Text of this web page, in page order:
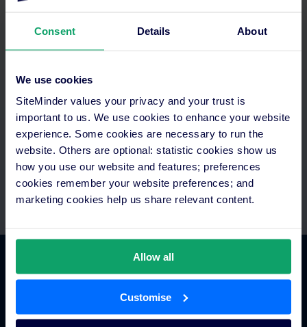
Consent Details About
We use cookies
SiteMinder values your privacy and your trust is
important to us. We use cookies to enhance your website
experience. Some cookies are necessary to run the
website. Others are optional: statistic cookies show us
how you use our website and features; preferences
cookies remember your website preferences; and
marketing cookies help us share relevant content.
Allow all
Customise
Aceda a tudo num só lugar. Configure pagamentos
automatizados e integre com a sua tecnologia existente.
Equipas exclusivas de assistência e integração.
Comércio hoteleiro
Gestor de canais para hotéis